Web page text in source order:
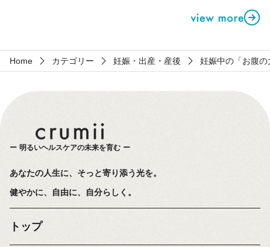
Home カテゴリー 妊娠・出産・産後 妊娠中の「お腹
明るいヘルスケアの未来を育む
あなたの人生に、そっと寄り添う光を。
健やかに、自由に、自分らしく。
トップ